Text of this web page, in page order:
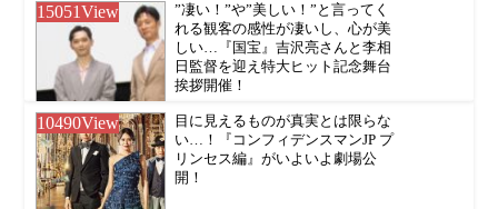
15051View
”凄い！”や”美しい！”と言ってく
れる観客の感性が凄いし、心が美
しい…『国宝』吉沢亮さんと李相
日監督を迎え特大ヒット記念舞台
挨拶開催！
10490View
目に見えるものが真実とは限らな
い…！『コンフィデンスマンJP プ
リンセス編』がいよいよ劇場公
開！